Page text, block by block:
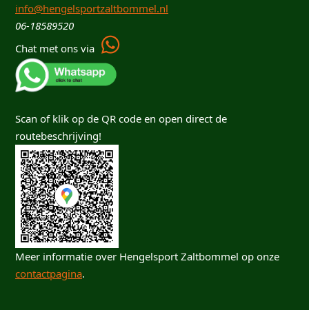
info@hengelsportzaltbommel.nl
06-18589520
Chat met ons via
Scan of klik op de QR code en open direct de
routebeschrijving!
Meer informatie over Hengelsport Zaltbommel op onze
contactpagina.